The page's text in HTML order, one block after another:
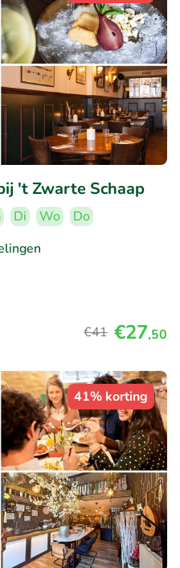
't Zwarte Schaap
Di Wo
Do
€41 €27,50
41% korting